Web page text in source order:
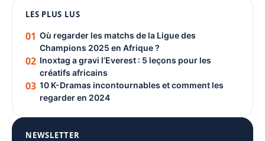
PUBLICITÉ
LES PLUS LUS
01 Où regarder les matchs de la Ligue des
Champions 2025 en Afrique ?
02 Inoxtag a gravi l’Everest : 5 leçons pour les
créatifs africains
03 10 K-Dramas incontournables et comment les
regarder en 2024
NEWSLETTER